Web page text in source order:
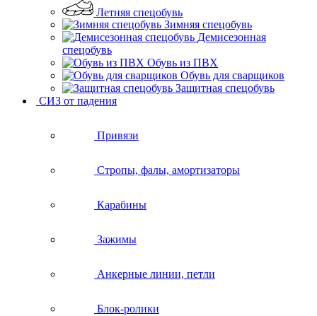
Летняя спецобувь
Зимняя спецобувь
Демисезонная
спецобувь
Обувь из ПВХ
Обувь для сварщиков
Защитная спецобувь
СИЗ от падения
Привязи
Стропы, фалы, амортизаторы
Карабины
Зажимы
Анкерные линии, петли
Блок-ролики